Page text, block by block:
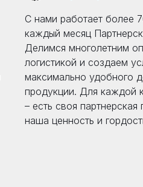
С нами работает более
каждый месяц
Делимся многолетним
логистикой и создаем
максимально удобного
продукции. Для каждой
– есть своя
наша ценность и